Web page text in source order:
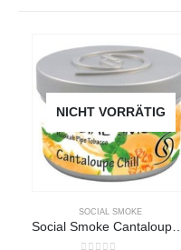
NICHT VORRÄTIG
SOCIAL SMOKE